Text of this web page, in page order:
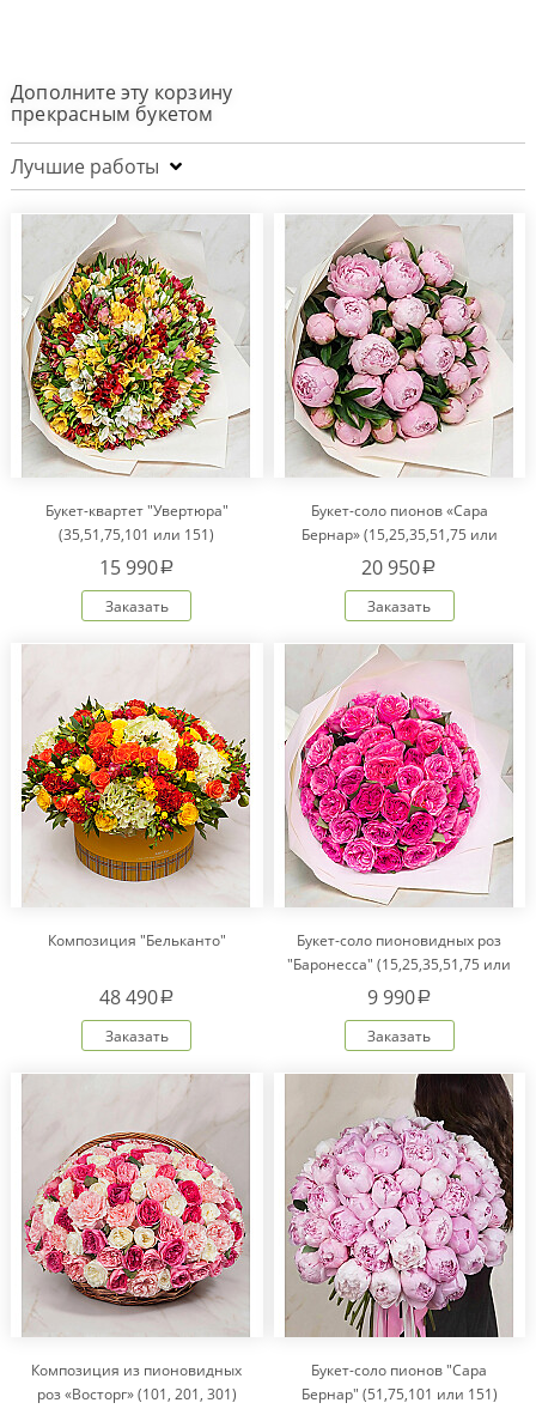
Дополните эту корзину
прекрасным букетом
Лучшие работы
Букет-квартет "Увертюра"
(35,51,75,101 или 151)
15 990a
Заказать
Букет-соло пионов «Сара
Бернар» (15,25,35,51,75 или
101)
20 950a
Заказать
Композиция "Бельканто"
48 490a
Заказать
Букет-соло пионовидных роз
"Баронесса" (15,25,35,51,75 или
101)
9 990a
Заказать
Композиция из пионовидных
роз «Восторг» (101, 201, 301)
Букет-соло пионов "Сара
Бернар" (51,75,101 или 151)